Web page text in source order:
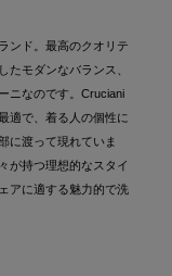
ンド。最高のクオリテ
たモダンなバランス、
ニなのです。Cruciani
適で、着る人の個性に
に渡って現れていま
が持つ理想的なスタイ
アに適する魅力的で洗